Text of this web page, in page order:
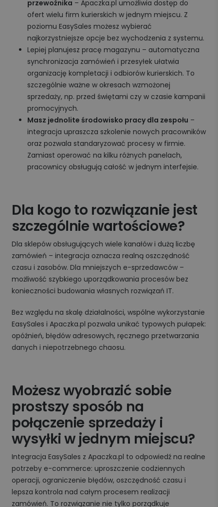
przewoźnika – Apaczka.pl umożliwia dostęp do
ofert wielu firm kurierskich w jednym miejscu. Z
poziomu EasySales możesz wybierać
najkorzystniejsze opcje bez wychodzenia z systemu.
Lepiej planujesz pracę magazynu – automatyczna
synchronizacja zamówień i przesyłek ułatwia
organizację kompletacji i odbiorów kurierskich. To
szczególnie ważne w okresach wzmożonej
sprzedaży, np. przed świętami czy w czasie kampanii
promocyjnych.
Masz jednolite środowisko pracy dla zespołu –
integracja upraszcza szkolenie nowych pracowników
oraz pozwala standaryzować procesy w firmie.
Zamiast operować na kilku różnych panelach,
pracownicy obsługują całość w jednym interfejsie.
Dla kogo to rozwiązanie jest
szczególnie wartościowe?
Dla sklepów obsługujących wiele kanałów i dużą liczbę
zamówień – integracja oznacza realną oszczędność
czasu i zasobów. Dla mniejszych e-sprzedawców –
możliwość szybkiego uporządkowania procesów bez
konieczności budowania własnych rozwiązań IT.
Bez względu na skalę działalności, wspólne wykorzystanie
EasySales i Apaczka.pl pozwala unikać typowych pułapek:
opóźnień, błędów adresowych, ręcznego przetwarzania
danych i niepotrzebnego chaosu.
Możesz wyobrazić sobie
prostszy sposób na
połączenie sprzedaży i
wysyłki w jednym miejscu?
Integracja EasySales z Apaczka.pl to odpowiedź na realne
potrzeby e-commerce: uproszczenie codziennych
operacji, ograniczenie błędów, oszczędność czasu i
lepsza kontrola nad całym procesem realizacji
zamówień. To rozwiązanie nie tylko porządkuje